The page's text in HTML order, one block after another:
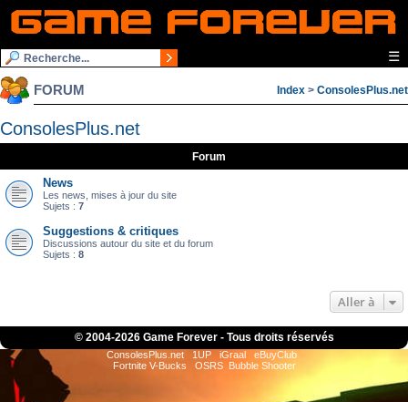
☰
FORUM Index > ConsolesPlus.net
ConsolesPlus.net
Forum
News
Les news, mises à jour du site
Sujets : 7
Suggestions & critiques
Discussions autour du site et du forum
Sujets : 8
Aller à
© 2004-2026 Game Forever - Tous droits réservés
ConsolesPlus.net 1UP iGraal
eBuyClub
Fortnite V-Bucks
OSRS Bubble Shooter